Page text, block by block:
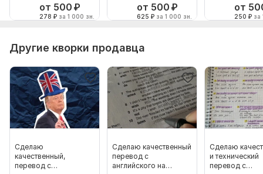
от 500 ₽
278 ₽ за 1 000 зн.
от 500 ₽
625 ₽ за 1 000 зн.
от
250 ₽ за
Другие кворки продавца
Сделаю
качественный,
перевод с
Сделаю качественный
перевод с
английского на
Сделаю
и технический
перевод с